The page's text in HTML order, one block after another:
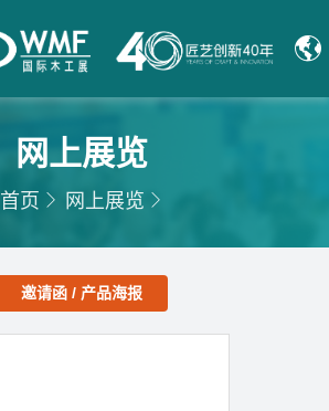
网上展览
首页 网上展览
邀请函 / 产品海报